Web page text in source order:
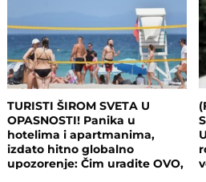
TURISTI ŠIROM SVETA U
OPASNOSTI! Panika u
hotelima i apartmanima,
izdato hitno globalno
upozorenje: Čim uradite OVO,